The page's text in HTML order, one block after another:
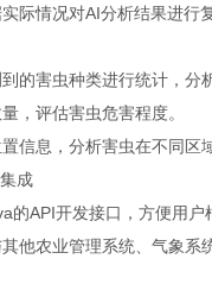
情况对AI分析结果进行
害虫种类进行统计，分
评估害虫危害程度。
息，分析害虫在不同区
成
API开发接口，方便用户
农业管理系统、气象系